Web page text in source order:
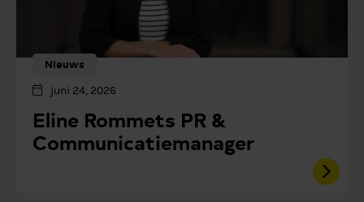
Nieuws
juni 24, 2026
Eline Rommets PR &
Communicatiemanager